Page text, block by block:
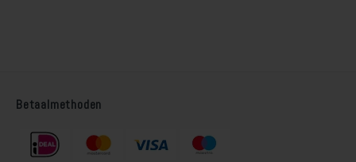
Betaalmethoden